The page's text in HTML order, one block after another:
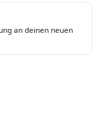
an deinen neuen